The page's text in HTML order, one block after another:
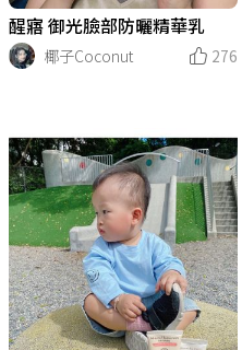
醒寤 御光臉部防曬精華乳
椰子Coconut
276